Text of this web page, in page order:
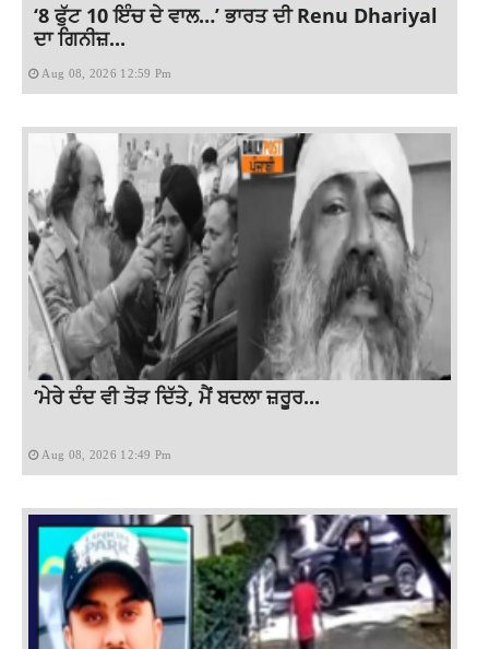
‘8 ਫੁੱਟ 10 ਇੰਚ ਦੇ ਵਾਲ…’ ਭਾਰਤ ਦੀ Renu Dhariyal
ਦਾ ਗਿਨੀਜ਼...
Aug 08, 2026 12:59 Pm
‘ਮੇਰੇ ਦੰਦ ਵੀ ਤੋੜ ਦਿੱਤੇ, ਮੈਂ ਬਦਲਾ ਜ਼ਰੂਰ...
Aug 08, 2026 12:49 Pm